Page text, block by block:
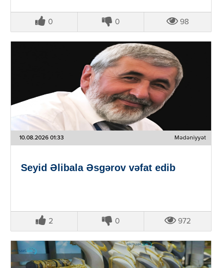
0 0 98
10.08.2026 01:33 Mədəniyyət
Seyid Əlibala Əsgərov vəfat edib
2 0 972